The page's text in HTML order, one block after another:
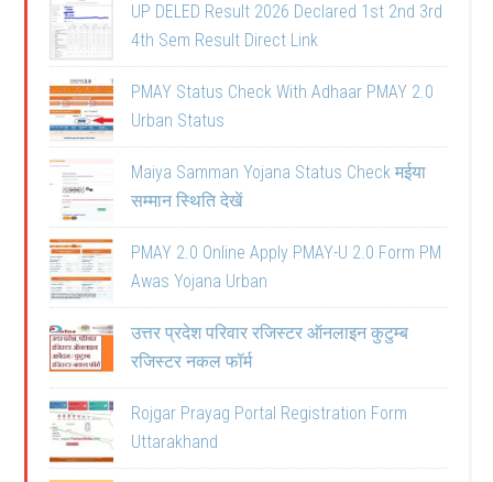
UP DELED Result 2026 Declared 1st 2nd 3rd
4th Sem Result Direct Link
PMAY Status Check With Adhaar PMAY 2.0
Urban Status
Maiya Samman Yojana Status Check मईया
सम्मान स्थिति देखें
PMAY 2.0 Online Apply PMAY-U 2.0 Form PM
Awas Yojana Urban
उत्तर प्रदेश परिवार रजिस्टर ऑनलाइन कुटुम्ब
रजिस्टर नकल फॉर्म
Rojgar Prayag Portal Registration Form
Uttarakhand